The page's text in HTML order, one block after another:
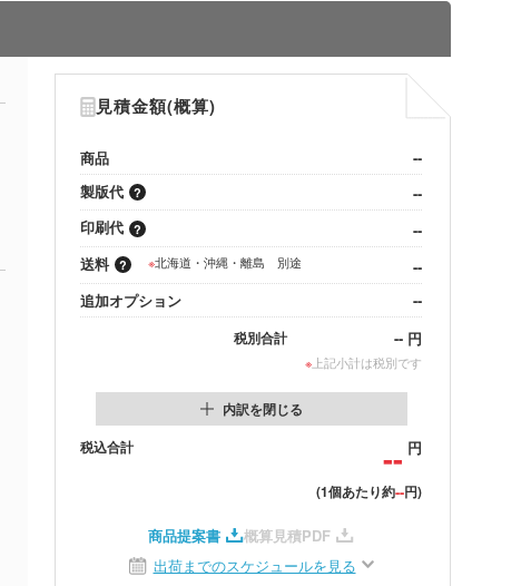
見積金額(概算)
商品
--
製版代
--
印刷代
--
送料
※北海道・沖縄・離島 別途
--
追加オプション
--
税別合計 -- 円
※ 上記小計は税別です
内訳を閉じる
税込合計
-- 円
(1個あたり約--円)
商品提案書
概算見積PDF
出荷までのスケジュールを見る